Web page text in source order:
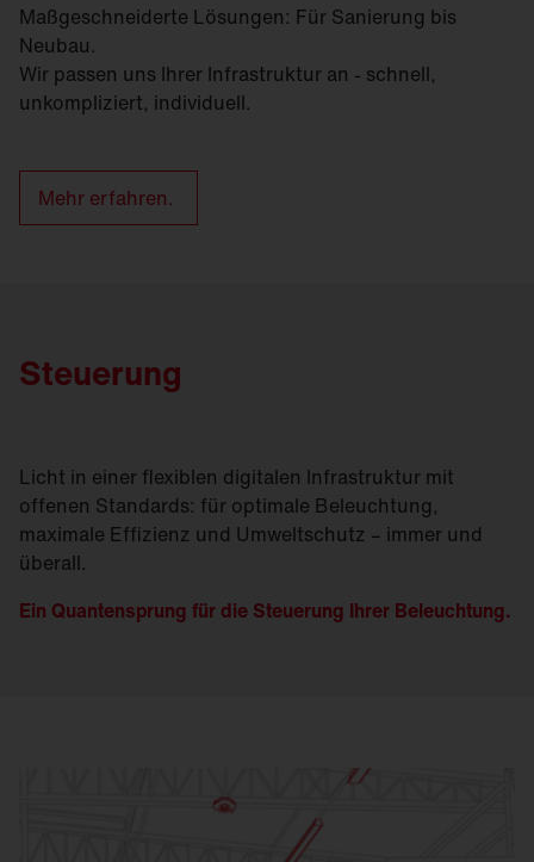
Maßgeschneiderte Lösungen: Für Sanierung bis
Neubau.
Wir passen uns Ihrer Infrastruktur an - schnell,
unkompliziert, individuell.
Mehr erfahren.
Steuerung
Licht in einer flexiblen digitalen Infrastruktur mit
offenen Standards: für optimale Beleuchtung,
maximale Effizienz und Umweltschutz – immer und
überall.
Ein Quantensprung für die Steuerung Ihrer Beleuchtung.